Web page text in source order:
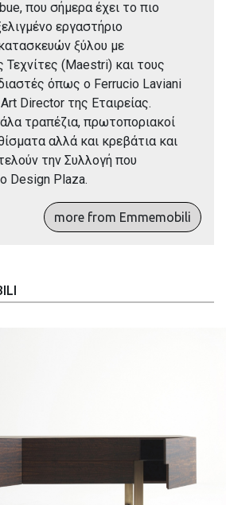
που σήμερα έχει το πιο
εργαστήριο
ξύλου με
(Maestri) και τους
όπως ο Ferrucio Laviani
Director της Εταιρείας.
τραπέζια, πρωτοποριακοί
αλλά και κρεβάτια και
την Συλλογή που
Design Plaza.
more from Emmemobili